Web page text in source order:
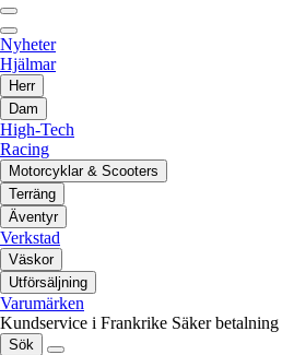
Nyheter
Hjälmar
Herr
Dam
High-Tech
Racing
Motorcyklar & Scooters
Terräng
Äventyr
Verkstad
Väskor
Utförsäljning
Varumärken
Kundservice i Frankrike Säker betalning
Sök